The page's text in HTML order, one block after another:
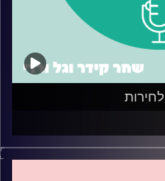
השפנות דנות ביציאה
ועצמאות. גל חולקת את